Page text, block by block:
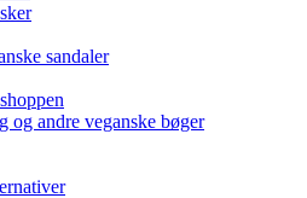
sandaler
og andre veganske bøger